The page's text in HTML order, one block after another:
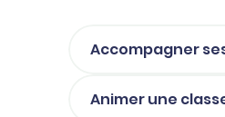
Accompagner
Animer une